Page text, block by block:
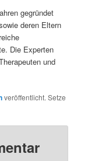
gegründet
deren Eltern
Die Experten
und
veröffentlicht. Setze